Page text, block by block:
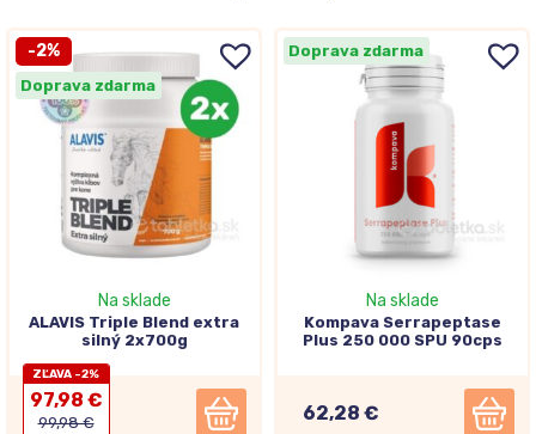
-2%
Doprava zdarma
Na sklade
ALAVIS Triple Blend extra
silný 2x700g
ZĽAVA -2%
97,98 €
99,98 €
Doprava zdarma
Na sklade
Kompava Serrapeptase
Plus 250 000 SPU 90cps
62,28 €